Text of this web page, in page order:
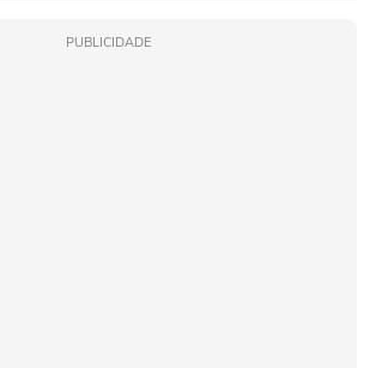
PUBLICIDADE